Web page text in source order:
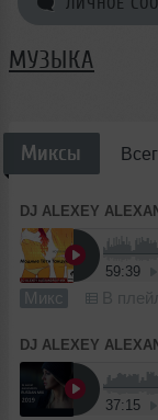
МУЗЫКА
Миксы
DJ ALEXEY
59:39
Микс В
DJ ALEXEY
37:15